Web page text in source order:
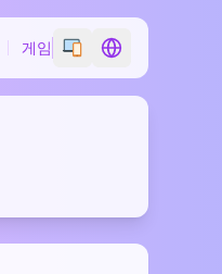
게임 Switch emoji style
Switch language